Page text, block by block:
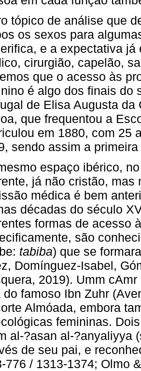
tópico de análise que
os sexos para
e a expectativa
cirurgião, capelão,
que o acesso às
é algo dos finais do
de Elisa Augusta
que frequentou a
em 1880, com 25
sendo assim a
espaço ibérico,
já não cristão,
médica é bem
décadas do século
formas de acesso
são
tabiba) que se
Domínguez-Isabel,
2019). Umm
do famoso Ibn Zuhr
Almóada, embora
femininas.
al-?asan al-?anyaliyya
de seu pai, e
776 / 1313-1374; Olmo